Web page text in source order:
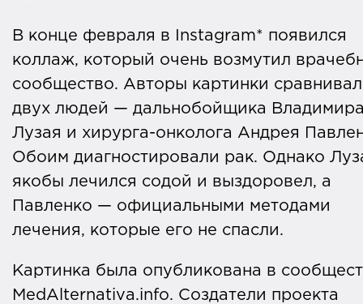
В конце февраля в Instagram* появился
коллаж, который очень возмутил
сообщество. Авторы картинки
двух людей — дальнобойщика
Лузая и хирурга-онколога Андрея
Обоим диагностировали рак. Однако
якобы лечился содой и выздоровел, а
Павленко — официальными методами
лечения, которые его не спасли.
Картинка была опубликована в
MedAlternativa.info. Создатели проекта